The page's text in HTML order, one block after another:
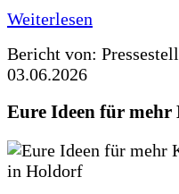
Weiterlesen
Bericht von:
03.06.2026
Eure Ideen für